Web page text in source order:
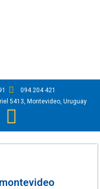
094 204 421
5413, Montevideo, Uruguay